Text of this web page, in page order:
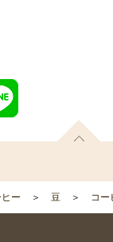
ー 豆 コー